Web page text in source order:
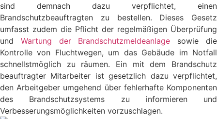
sind demnach dazu verpflichtet, einen
Brandschutzbeauftragten zu bestellen. Dieses Gesetz
umfasst zudem die Pflicht der regelmäßigen Überprüfung
und Wartung der Brandschutzmeldeanlage sowie die
Kontrolle von Fluchtwegen, um das Gebäude im Notfall
schnellstmöglich zu räumen. Ein mit dem Brandschutz
beauftragter Mitarbeiter ist gesetzlich dazu verpflichtet,
den Arbeitgeber umgehend über fehlerhafte Komponenten
des Brandschutzsystems zu informieren und
Verbesserungsmöglichkeiten vorzuschlagen.